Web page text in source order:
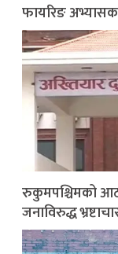
फायरिङ
रुकुमपश्चिमको
जनाविरुद्ध